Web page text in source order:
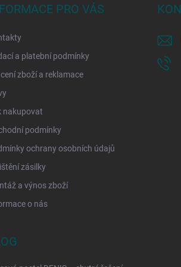
PRO VÁS
a platební podmínky
zboží a reklamace
nakupovat
podmínky
ochrany osobních údajů
zásilky
a výnos zboží
o nás